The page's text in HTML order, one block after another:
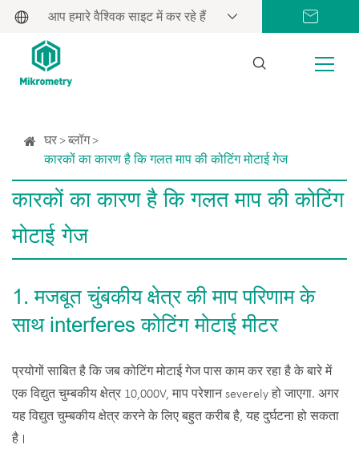
आप हमारे वैश्विक साइट में कर रहे हैं
घर
ब्लॉग
कारकों का कारण है कि गलत माप की कोटिंग मोटाई गेज
कारकों का कारण है कि गलत माप की कोटिंग
मोटाई गेज
1. मजबूत चुंबकीय क्षेत्र की माप परिणाम के
साथ interferes कोटिंग मोटाई मीटर
प्रयोगों साबित है कि जब कोटिंग मोटाई गेज पास काम कर रहा है के बारे में
एक विद्युत चुम्बकीय क्षेत्र 10,000V, माप परेशान severely हो जाएगा. अगर
यह विद्युत चुम्बकीय क्षेत्र करने के लिए बहुत करीब है, यह दुर्घटना हो सकता
है।